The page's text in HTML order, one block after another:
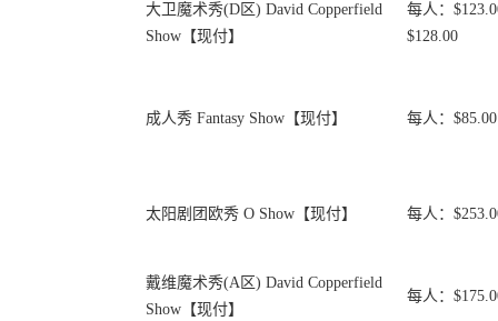
大卫魔术秀(D区) David Copperfield
Show【现付】
每人：
$128.00
成人秀 Fantasy Show【现付】 每人：$85.00
太阳剧团欧秀 O Show【现付】 每人：
戴维魔术秀(A区) David Copperfield
Show【现付】
每人：